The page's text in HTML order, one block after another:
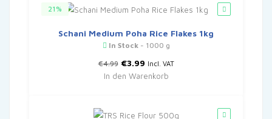
21%
Schani Medium Poha Rice Flakes 1kg
In Stock- 1000 g
€4.99 Ursprünglicher
Preis
war:
€3.99Aktueller
Preis
ist:
Incl. VAT
In den Warenkorb